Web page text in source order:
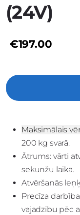
(24V)
€197.00
Maksimālais
200 kg svarā.
Ātrums: vārti
sekunžu laikā.
Atvēršanās
Precīza
vajadzību pēc